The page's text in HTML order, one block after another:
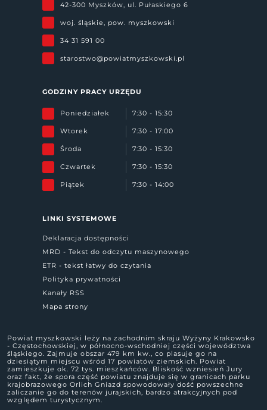
42-300 Myszków, ul. Pułaskiego 6
woj. śląskie, pow. myszkowski
34 31 591 00
starostwo@powiatmyszkowski.pl
GODZINY PRACY URZĘDU
Poniedziałek 7:30 - 15:30
Wtorek 7:30 - 17:00
Środa 7:30 - 15:30
Czwartek 7:30 - 15:30
Piątek 7:30 - 14:00
LINKI SYSTEMOWE
Deklaracja dostępności
MRD - Tekst do odczytu maszynowego
ETR - tekst łatwy do czytania
Polityka prywatności
Kanały RSS
Mapa strony
Powiat myszkowski leży na zachodnim skraju Wyżyny Krakowsko
- Częstochowskiej, w północno-wschodniej części województwa
śląskiego. Zajmuje obszar 479 km kw., co plasuje go na
dziesiątym miejscu wśród 17 powiatów ziemskich. Powiat
zamieszkuje ok. 72 tys. mieszkańców. Bliskość wzniesień Jury
oraz fakt, że spora część powiatu znajduje się w granicach parku
krajobrazowego Orlich Gniazd spowodowały dość powszechne
zaliczanie go do terenów jurajskich, bardzo atrakcyjnych pod
względem turystycznym.